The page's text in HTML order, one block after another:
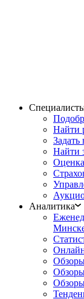
Найти
Задать
Найти
Оценка
Аналитика